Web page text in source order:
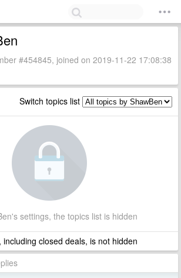
#454845, joined on 2019-11-22 17:08:38
Switch topics list
settings, the topics list is hidden
closed deals, is not hidden